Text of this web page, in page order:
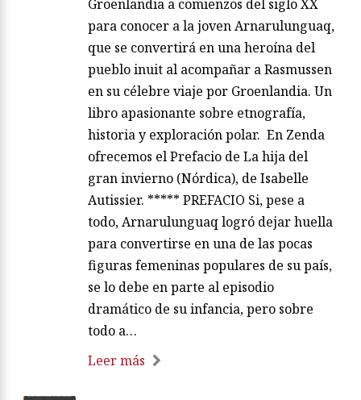
Groenlandia a comienzos del siglo XX
para conocer a la joven Arnarulunguaq,
que se convertirá en una heroína del
pueblo inuit al acompañar a Rasmussen
en su célebre viaje por Groenlandia. Un
libro apasionante sobre etnografía,
historia y exploración polar. En Zenda
ofrecemos el Prefacio de La hija del
gran invierno (Nórdica), de Isabelle
Autissier. ***** PREFACIO Si, pese a
todo, Arnarulunguaq logró dejar huella
para convertirse en una de las pocas
figuras femeninas populares de su país,
se lo debe en parte al episodio
dramático de su infancia, pero sobre
todo a…
Leer más